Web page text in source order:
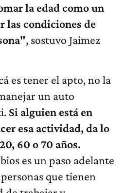
la edad como un
las condiciones de
, sostuvo Jaimez
es tener el apto, no la
un auto
Si alguien está en
esa actividad, da lo
60 o 70 años.
es un paso adelante
que tienen